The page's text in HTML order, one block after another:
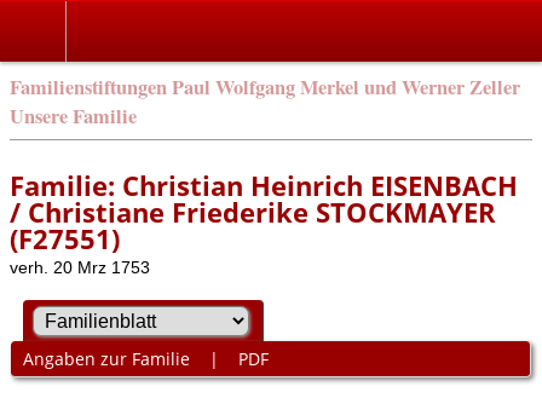
Familienstiftungen Paul Wolfgang Merkel und Werner Zeller
Unsere Familie
Familie: Christian Heinrich EISENBACH
/ Christiane Friederike STOCKMAYER
(F27551)
verh. 20 Mrz 1753
Angaben zur Familie| PDF